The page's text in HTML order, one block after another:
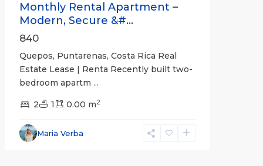
Monthly Rental Apartment –
Modern, Secure &#...
840
Quepos, Puntarenas, Costa Rica Real
Estate Lease | Renta Recently built two-
bedroom apartm ...
2 1 0.00 m2
Maria Verba
Alajuela
(Province)